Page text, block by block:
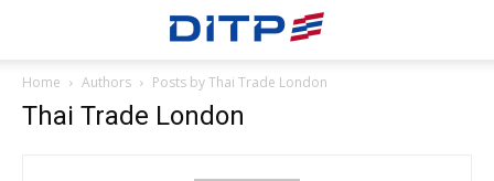
Home Authors Posts by Thai Trade London
Thai Trade London